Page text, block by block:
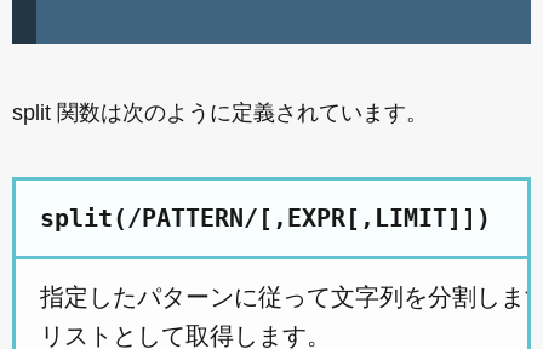
split 関数は次のように定義されています。
split(/PATTERN/[,EXPR[,LIMIT]])
指定したパターンに従って文字列を分割しま
リストとして取得します。